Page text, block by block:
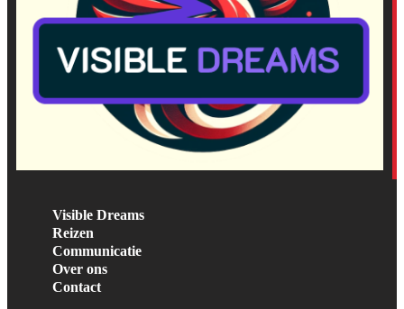
Visible Dreams
Reizen
Communicatie
Over ons
Contact